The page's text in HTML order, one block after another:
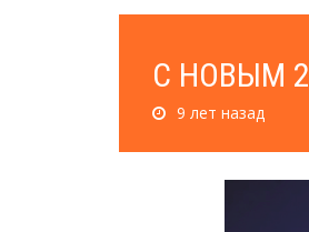
С НОВЫМ
9 лет назад